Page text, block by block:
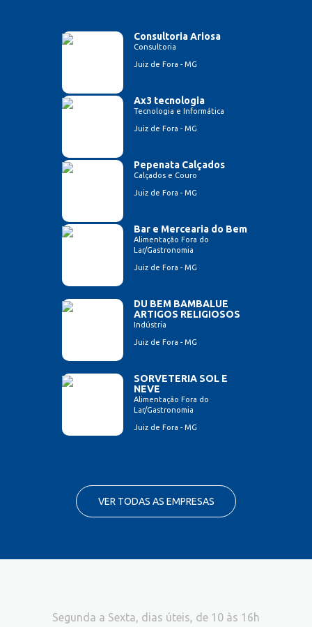
Consultoria Ariosa
Consultoria
Juiz de Fora - MG
Ax3 tecnologia
Tecnologia e Informática
Juiz de Fora - MG
Pepenata Calçados
Calçados e Couro
Juiz de Fora - MG
Bar e Mercearia do Bem
Alimentação Fora do
Lar/Gastronomia
Juiz de Fora - MG
DU BEM BAMBALUE
ARTIGOS RELIGIOSOS
Indústria
Juiz de Fora - MG
SORVETERIA SOL E
NEVE
Alimentação Fora do
Lar/Gastronomia
Juiz de Fora - MG
VER TODAS AS EMPRESAS
Segunda a Sexta, dias úteis, de 10 às 16h